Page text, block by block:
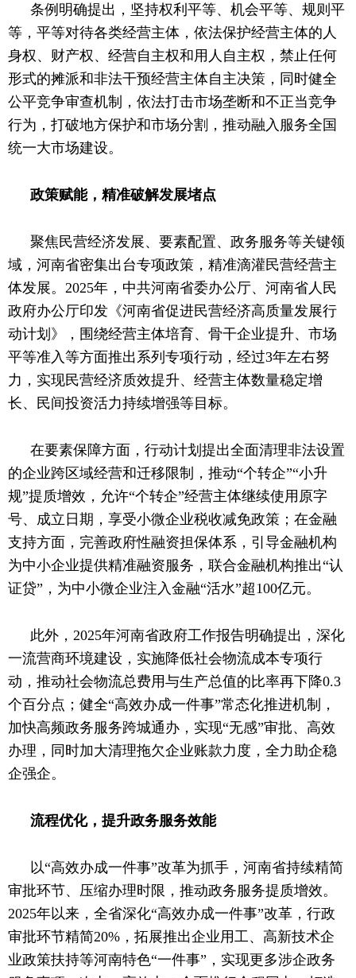
条例明确提出，坚持权利平等、机会平等、规则平
等，平等对待各类经营主体，依法保护经营主体的人
身权、财产权、经营自主权和用人自主权，禁止任何
形式的摊派和非法干预经营主体自主决策，同时健全
公平竞争审查机制，依法打击市场垄断和不正当竞争
行为，打破地方保护和市场分割，推动融入服务全国
统一大市场建设。
政策赋能，精准破解发展堵点
聚焦民营经济发展、要素配置、政务服务等关键领
域，河南省密集出台专项政策，精准滴灌民营经营主
体发展。 2025年，中共河南省委办公厅、河南省人民
政府办公厅印发《河南省促进民营经济高质量发展行
动计划》，围绕经营主体培育、骨干企业提升、市场
平等准入等方面推出系列专项行动，经过3年左右努
力，实现民营经济质效提升、经营主体数量稳定增
长、民间投资活力持续增强等目标。
在要素保障方面，行动计划提出全面清理非法设置
的企业跨区域经营和迁移限制，推动“个转企”“小升
规”提质增效，允许“个转企”经营主体继续使用原字
号、成立日期，享受小微企业税收减免政策；在金融
支持方面，完善政府性融资担保体系，引导金融机构
为中小企业提供精准融资服务，联合金融机构推出“认
证贷”，为中小微企业注入金融“活水”超100亿元。
此外， 2025年河南省政府工作报告明确提出，深化
一流营商环境建设，实施降低社会物流成本专项行
动，推动社会物流总费用与生产总值的比率再下降0.3
个百分点；健全“高效办成一件事”常态化推进机制，
加快高频政务服务跨城通办，实现“无感”审批、高效
办理，同时加大清理拖欠企业账款力度，全力助企稳
企强企。
流程优化，提升政务服务效能
以“高效办成一件事”改革为抓手，河南省持续精简
审批环节、压缩办理时限，推动政务服务提质增效。
2025年以来，全省深化“高效办成一件事”改革，行政
审批环节精简20%，拓展推出企业用工、高新技术企
业政策扶持等河南特色“一件事”，实现更多涉企政务